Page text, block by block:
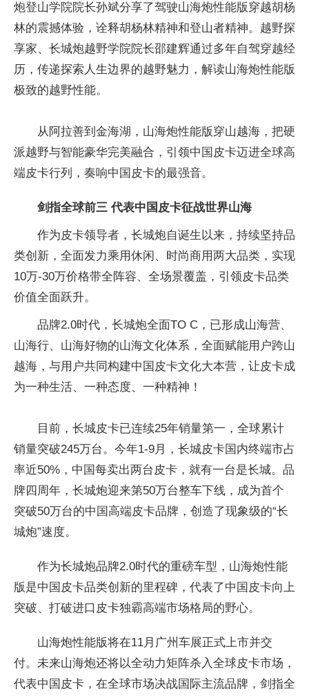
炮登山学院院长孙斌分享了驾驶山海炮性能版穿越胡杨
林的震撼体验，诠释胡杨林精神和登山者精神。越野探
享家、长城炮越野学院院长邵建辉通过多年自驾穿越经
历，传递探索人生边界的越野魅力，解读山海炮性能版
极致的越野性能。
从阿拉善到金海湖，山海炮性能版穿山越海，把硬
派越野与智能豪华完美融合，引领中国皮卡迈进全球高
端皮卡行列，奏响中国皮卡的最强音。
剑指全球前三 代表中国皮卡征战世界山海
作为皮卡领导者，长城炮自诞生以来，持续坚持品
类创新，全面发力乘用休闲、时尚商用两大品类，实现
10万-30万价格带全阵容、全场景覆盖，引领皮卡品类
价值全面跃升。
品牌2.0时代，长城炮全面TO C，已形成山海营、
山海行、山海好物的山海文化体系，全面赋能用户跨山
越海，与用户共同构建中国皮卡文化大本营，让皮卡成
为一种生活、一种态度、一种精神！
目前，长城皮卡已连续25年销量第一，全球累计
销量突破245万台。今年1-9月，长城皮卡国内终端市占
率近50%，中国每卖出两台皮卡，就有一台是长城。品
牌四周年，长城炮迎来第50万台整车下线，成为首个
突破50万台的中国高端皮卡品牌，创造了现象级的“长
城炮”速度。
作为长城炮品牌2.0时代的重磅车型，山海炮性能
版是中国皮卡品类创新的里程碑，代表了中国皮卡向上
突破、打破进口皮卡独霸高端市场格局的野心。
山海炮性能版将在11月广州车展正式上市并交
付。未来山海炮还将以全动力矩阵杀入全球皮卡市场，
代表中国皮卡，在全球市场决战国际主流品牌，剑指全